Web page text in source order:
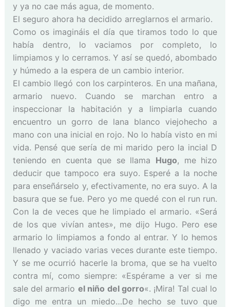
y ya no cae más agua, de momento.
El seguro ahora ha decidido arreglarnos el armario.
Como os imagináis el día que tiramos todo lo que
había dentro, lo vaciamos por completo, lo
limpiamos y lo cerramos. Y así se quedó, abombado
y húmedo a la espera de un cambio interior.
El cambio llegó con los carpinteros. En una mañana,
armario nuevo. Cuando se marchan entro a
inspeccionar la habitación y a limpiarla cuando
encuentro un gorro de lana blanco viejohecho a
mano con una inicial en rojo. No lo había visto en mi
vida. Pensé que sería de mi marido pero la incial D
teniendo en cuenta que se llama Hugo, me hizo
deducir que tampoco era suyo. Esperé a la noche
para enseñárselo y, efectivamente, no era suyo. A la
basura que se fue. Pero yo me quedé con el run run.
Con la de veces que he limpiado el armario. «Será
de los que vivían antes», me dijo Hugo. Pero ese
armario lo limpiamos a fondo al entrar. Y lo hemos
llenado y vaciado varias veces durante este tiempo.
Y se me ocurrió hacerle la broma, que se ha vuelto
contra mí, como siempre: «Espérame a ver si me
sale del armario el niño del gorro«. ¡Mira! Tal cual lo
digo me entra un miedo…De hecho se tuvo que